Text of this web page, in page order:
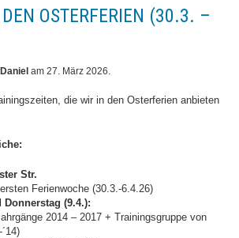
OSTERFERIEN (30.3. –
am 27. März 2026
die wir in den Osterferien anbieten
Str.
Ferienwoche (30.3.-6.4.26)
Donnerstag (9.4.):
2014 – 2017 + Trainingsgruppe von